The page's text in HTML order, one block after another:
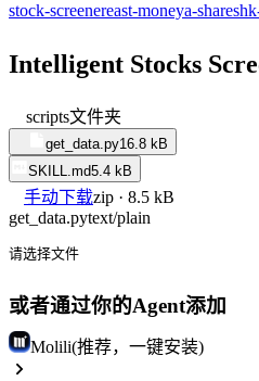
stock-screenereast-moneya-shares
Intelligent Stocks
scripts文件夹
get_data.py16.8 kB
SKILL.md5.4 kB
手动下载zip · 8.5 kB
get_data.pytext/plain
请选择文件
或者通过你的Agent添加
Molili(推荐，一键安装)